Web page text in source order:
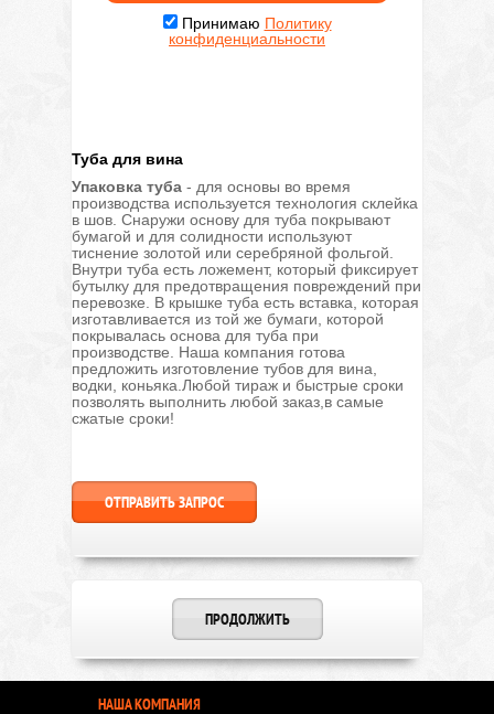
Принимаю Политику
конфиденциальности
Туба для вина
Упаковка туба - для основы во время
производства используется технология склейка
в шов. Снаружи основу для туба покрывают
бумагой и для солидности используют
тиснение золотой или серебряной фольгой.
Внутри туба есть ложемент, который фиксирует
бутылку для предотвращения повреждений при
перевозке. В крышке туба есть вставка, которая
изготавливается из той же бумаги, которой
покрывалась основа для туба при
производстве. Наша компания готова
предложить изготовление тубов для вина,
водки, коньяка.Любой тираж и быстрые сроки
позволять выполнить любой заказ,в самые
сжатые сроки!
ОТПРАВИТЬ ЗАПРОС
ПРОДОЛЖИТЬ
НАША КОМПАНИЯ